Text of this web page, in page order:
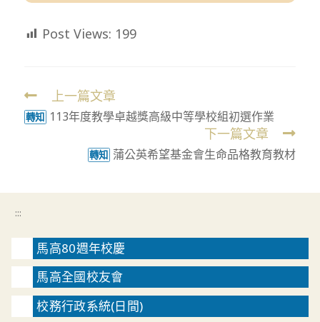
Post Views: 199
Read
more
上一篇文章
轉知 113年度教學卓越獎高級中等學校組初選作業
下一篇文章
轉知 蒲公英希望基金會生命品格教育教材
:::
馬高80週年校慶
馬高全國校友會
校務行政系統(日間)